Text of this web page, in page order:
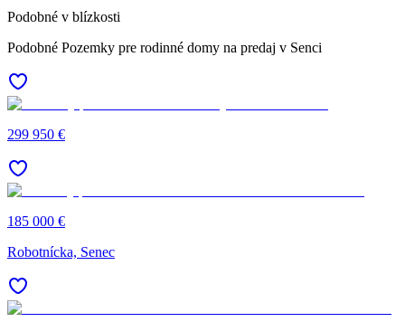
Podobné v blízkosti
Podobné Pozemky pre rodinné domy na predaj v Senci
299 950 €
185 000 €
Robotnícka, Senec